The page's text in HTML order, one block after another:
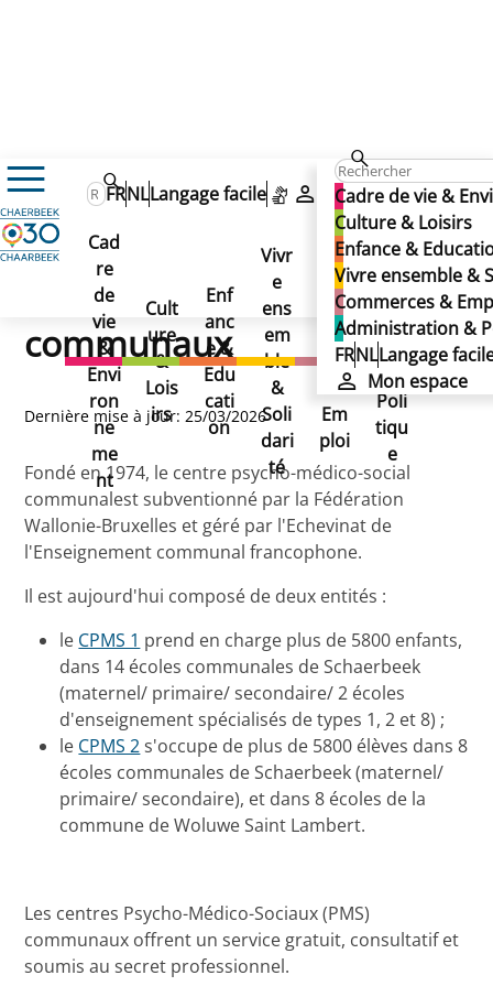
Cadre de vie &
Culture & Loisirs
Enfance &
Vivre ensemble &
Commerces &
Administration &
FRNLLangage
Mon espace
FRNLLangage facile
Mon espace
Cad
re
de
vie
&
Envi
ron
ne
me
nt
Cult
ure
&
Lois
irs
Enf
anc
e &
Edu
cati
on
Vivr
e
ens
em
ble
&
Soli
dari
té
Co
mm
erc
es
&
Em
ploi
Ad
min
istr
atio
n &
Poli
tiqu
e
Enfance & Education
Enseignement
Enseignement communal
Enseignement communal francophone
Centres PMS
Centres PMS
communaux
Centres PMS communaux
Dernière mise à jour: 25/03/2026
Fondé en 1974, le centre psycho-médico-social
communalest subventionné par la Fédération
Wallonie-Bruxelles et géré par l'Echevinat de
l'Enseignement communal francophone.
Il est aujourd'hui composé de deux entités :
le CPMS 1 prend en charge plus de 5800 enfants,
dans 14 écoles communales de Schaerbeek
(maternel/ primaire/ secondaire/ 2 écoles
d'enseignement spécialisés de types 1, 2 et 8) ;
le CPMS 2s'occupe de plus de 5800 élèves dans 8
écoles communales de Schaerbeek (maternel/
primaire/ secondaire), et dans 8 écoles de la
commune de Woluwe Saint Lambert.
Les centres Psycho-Médico-Sociaux (PMS)
communaux offrent un service gratuit, consultatif et
soumis au secret professionnel.